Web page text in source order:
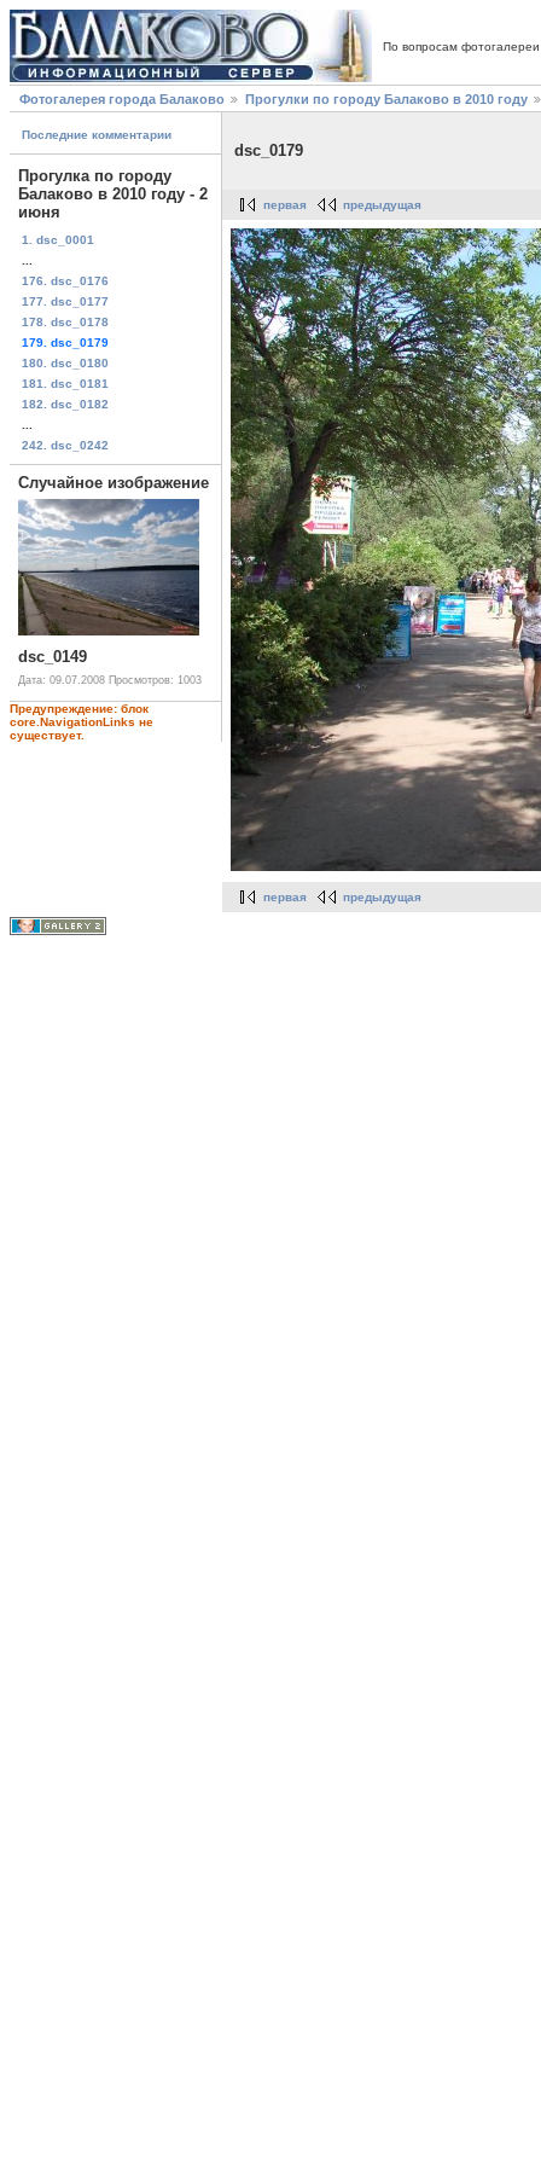
По вопросам
Фотогалерея города Балаково Прогулки по городу Балаково в 2010 году
Последние комментарии
Прогулка по городу
Балаково в 2010 году - 2
июня
1. dsc_0001
176. dsc_0176
177. dsc_0177
178. dsc_0178
179. dsc_0179
180. dsc_0180
181. dsc_0181
182. dsc_0182
242. dsc_0242
Случайное изображение
dsc_0149
Дата: 09.07.2008 Просмотров: 1003
Предупреждение: блок
core.NavigationLinks не
существует.
dsc_0179
первая предыдущая
первая предыдущая